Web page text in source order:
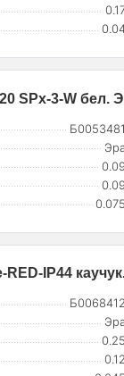
SPx-3-W бел.
Б0053481
0.09
0.09
0.075
IP44
Б0068412
0.25
0.12